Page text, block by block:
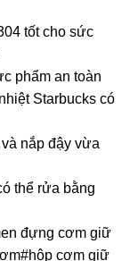
tốt cho sức
phẩm an toàn
Starbucks có
nắp đậy vừa
thể rửa bằng
đựng cơm giữ
cơm giữ